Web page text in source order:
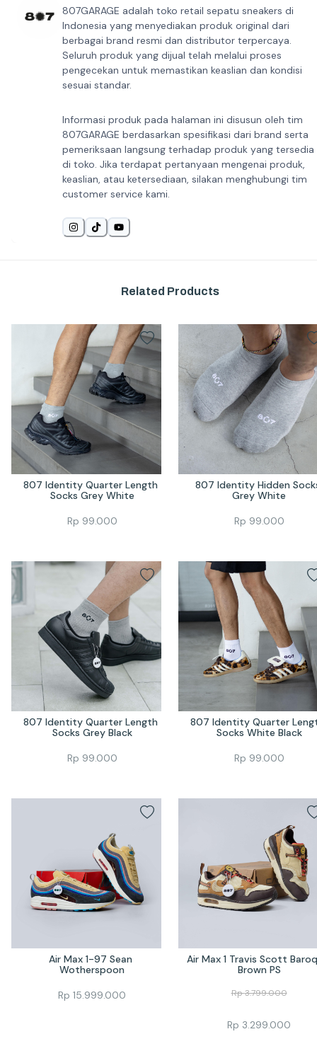
807GARAGE adalah toko retail sepatu sneakers di
Indonesia yang menyediakan produk original dari
berbagai brand resmi dan distributor terpercaya.
Seluruh produk yang dijual telah melalui proses
pengecekan untuk memastikan keaslian dan kondisi
sesuai standar.
Informasi produk pada halaman ini disusun oleh tim
807GARAGE berdasarkan spesifikasi dari brand serta
pemeriksaan langsung terhadap produk yang tersedia
di toko. Jika terdapat pertanyaan mengenai produk,
keaslian, atau ketersediaan, silakan menghubungi tim
customer service kami.
Related Products
807 Identity Quarter Length
Socks Grey White
Rp 99.000
807 Identity Hidden
Grey White
Rp 99.000
807 Identity Quarter Length
Socks Grey Black
Rp 99.000
807 Identity Quarter
Socks White Black
Rp 99.000
Air Max 1-97 Sean
Wotherspoon
Rp 15.999.000
Air Max 1 Travis Scott
Brown PS
Rp3.799.000
Rp 3.299.000